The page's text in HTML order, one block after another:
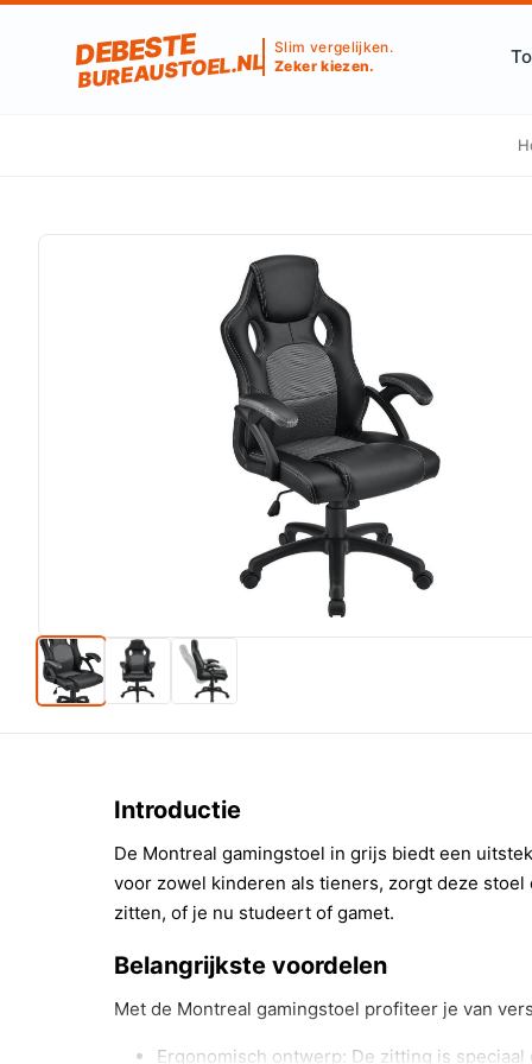
DEBESTE
BUREAUSTOEL.NL
Slim vergelijken.
Zeker kiezen.
Introductie
De Montreal gamingstoel in grijs biedt een
voor zowel kinderen als tieners, zorgt deze
zitten, of je nu studeert of gamet.
Belangrijkste voordelen
Met de Montreal gamingstoel profiteer je van
Ergonomisch ontwerp: De zitting is